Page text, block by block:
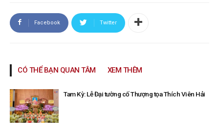
Facebook Twitter
CÓ THỂ BẠN QUAN TÂM XEM THÊM
Tam Kỳ: Lễ Đại tường cố Thượng tọa Thích Viên Hải